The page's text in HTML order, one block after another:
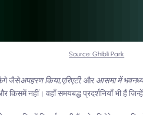
Source: Ghibli Park
जैसेअपहरण किया,एरिएटी, और आसमा में भवन
किसमें नहीं। वहाँ समयबद्ध प्रदर्शनियाँ भी हैं